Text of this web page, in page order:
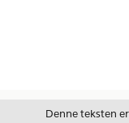
Denne teksten